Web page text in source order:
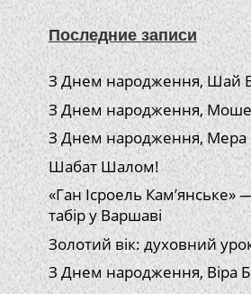
Последние записи
З Днем народження, Шай
З Днем народження, Моше
З Днем народження, Мера
Шабат Шалом!
«Ган Ісроель Кам’янське»
табір у Варшаві
Золотий вік: духовний
З Днем народження, Віра